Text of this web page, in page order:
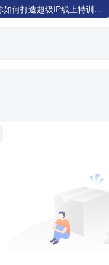
教你如何打造超级IP线上特训营，抖音流量红利新机遇